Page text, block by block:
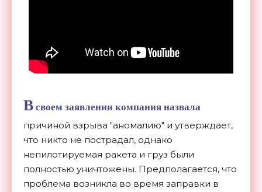
Всвоем заявлении компания назвала
причиной взрыва "аномалию" и утверждает,
что никто не пострадал, однако
непилотируемая ракета и груз были
полностью уничтожены. Предполагается, что
проблема возникла во время заправки в